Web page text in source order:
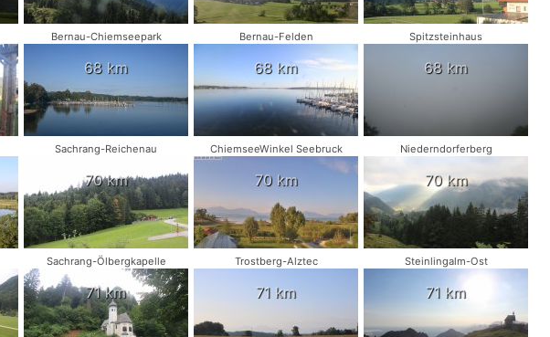
Bernau-Chiemseepark
68 km
Bernau-Felden
68 km
Spitzsteinhaus
68 km
Sachrang-Reichenau
70 km
ChiemseeWinkel Seebruck
70 km
Niederndorferberg
70 km
Sachrang-Ölbergkapelle
71 km
Trostberg-Alztec
71 km
Steinlingalm-Ost
71 km